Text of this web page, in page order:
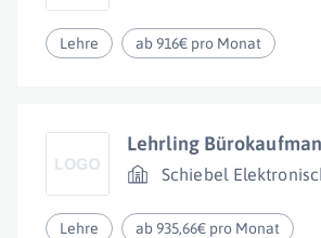
Lehre ab 916€ pro Monat
Lehrling
Schiebel
Lehre ab 935,66€ pro Monat